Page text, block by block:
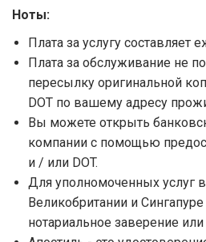
Ноты:
Плата за услугу составляет
Плата за обслуживание не
пересылку оригинальной
DOT по вашему адресу
Вы можете открыть
компании с помощью
и / или DOT.
Для уполномоченных услуг
Великобритании и Сингапуре
нотариальное заверение или